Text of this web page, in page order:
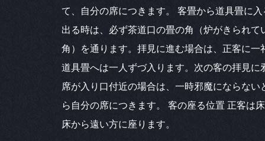
て、自分の席につきます。 客畳から道具畳に
出る時は、必ず茶道口の畳の角（炉がきられて
角）を通ります。拝見に進む場合は、正客に一
道具畳へは一人ずづ入ります。次の客の拝見に
席が入り口付近の場合は、一時邪魔にならない
ら自分の席につきます。 客の座る位置 正客は
床から遠い方に座ります。